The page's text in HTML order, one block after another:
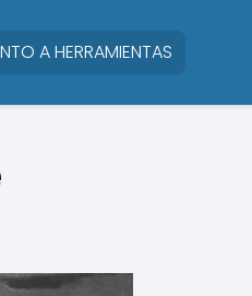
A HERRAMIENTAS